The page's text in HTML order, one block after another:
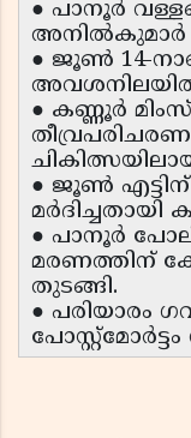
● പാനൂർ
അനിൽകുമാർ
● ജൂൺ 14-
● കണ്ണൂർ
● ജൂൺ
● പാനൂർ
മരണത്തിന്
തുടങ്ങി.
● പരിയാരം